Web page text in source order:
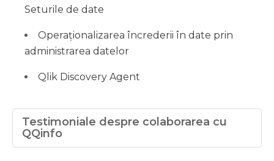
Seturile de date
Operaționalizarea încrederii în date prin
administrarea datelor
Qlik Discovery Agent
Testimoniale despre colaborarea cu
QQinfo